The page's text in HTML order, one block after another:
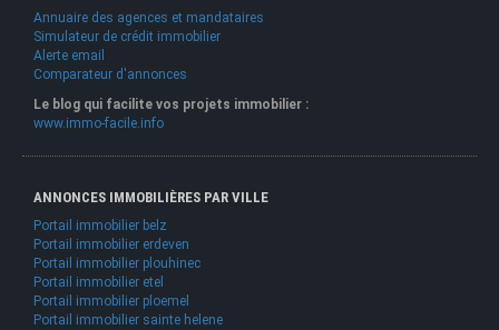
Annuaire des agences et mandataires
Simulateur de crédit immobilier
Alerte email
Comparateur d'annonces
Le blog qui facilite vos projets immobilier :
www.immo-facile.info
ANNONCES IMMOBILIÈRES PAR VILLE
Portail immobilier belz
Portail immobilier erdeven
Portail immobilier plouhinec
Portail immobilier etel
Portail immobilier ploemel
Portail immobilier sainte helene